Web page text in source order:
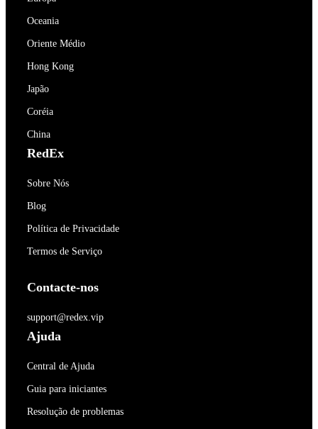
Oceania
Oriente Médio
Hong Kong
Japão
Coréia
China
RedEx
Sobre Nós
Blog
Política de Privacidade
Termos de Serviço
Contacte-nos
support@redex.vip
Ajuda
Central de Ajuda
Guia para iniciantes
Resolução de problemas